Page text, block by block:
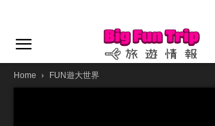
Home FUN遊大世界